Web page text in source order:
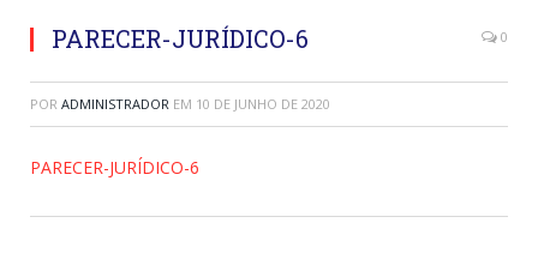
PARECER-JURÍDICO-6 0
POR ADMINISTRADOR EM 10 DE JUNHO DE 2020
PARECER-JURÍDICO-6